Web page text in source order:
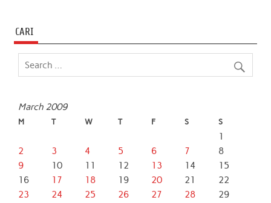
CARI
March 2009
M T W T F S S
1
2
3 4 5 6 7
8
9
10 11 12 13 14
15
16
17 18 19 20 21
22
23
24 25 26 27 28
29